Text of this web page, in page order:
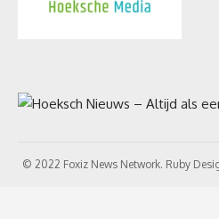
© 2022 Foxiz News Network. Ruby